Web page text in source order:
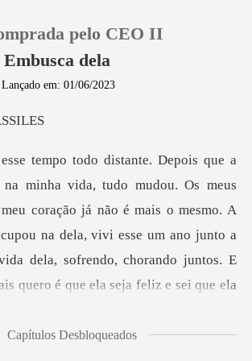
pelo CEO II
dela
Lançado em: 01/06/2023
coração já não é mais o mesmo. A
na dela, vivi esse um ano junto a
Capítulos Desbloqueados